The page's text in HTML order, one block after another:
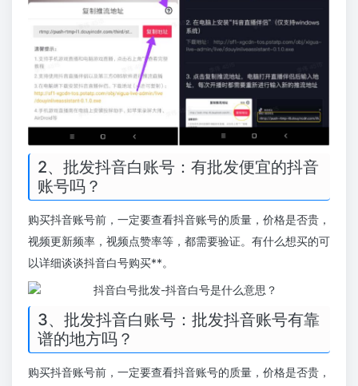
2、批发抖音白账号：有批发便宜的抖音
账号吗？
购买抖音账号前，一定要查看抖音账号的质量，价格是否贵，
视频更新频率，视频点赞率等，都需要验证。有什么想买的可
以详细谈谈抖音白号购买**。
3、批发抖音白账号：批发抖音账号有靠
谱的地方吗？
购买抖音账号前，一定要查看抖音账号的质量，价格是否贵，